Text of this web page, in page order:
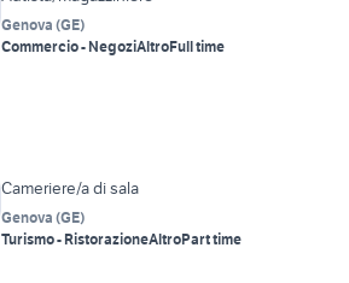
Genova (GE)
Commercio - NegoziAltroFull time
Cameriere/a di sala
Genova (GE)
Turismo - RistorazioneAltroPart time